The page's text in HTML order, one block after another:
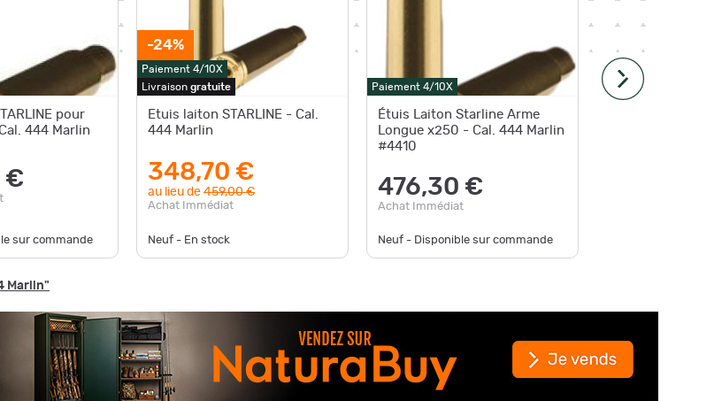
pour
444 Marlin
€
sur commande
-24%
Paiement 4/10X
Livraison gratuite
Etuis laiton STARLINE - Cal.
444 Marlin
348,70 €
au lieu de 459,00 €
Achat Immédiat
Neuf - En stock
Paiement 4/10X
Étuis Laiton Starline Arme
Longue x250 - Cal. 444 Marlin
#4410
476,30 €
Achat Immédiat
Neuf - Disponible sur commande
Marlin"